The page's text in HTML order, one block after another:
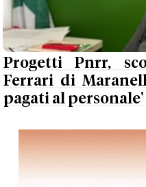
Progetti Pnrr,
Ferrari di
pagati al personale'